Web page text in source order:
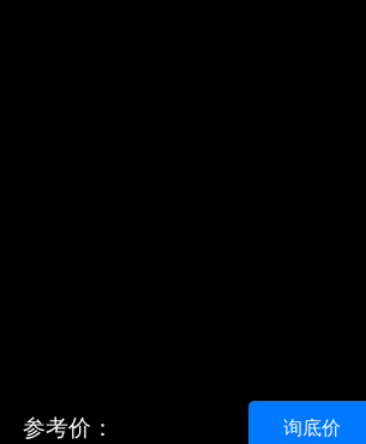
参考价： 询底价